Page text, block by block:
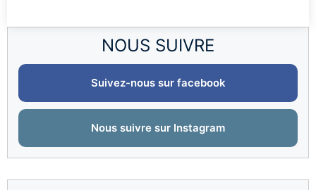
NOUS SUIVRE
Suivez-nous sur facebook
Nous suivre sur Instagram